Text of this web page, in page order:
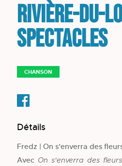
Rivière-du-
spectacles
CHANSON
Détails
Fredz | On s’enverra des
Avec On s'enverra des fleurs